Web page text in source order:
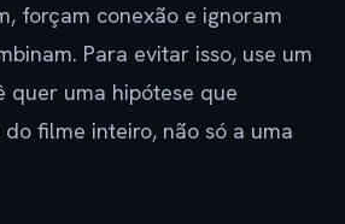
forçam conexão e ignoram
Para evitar isso, use um
quer uma hipótese que
filme inteiro, não só a uma